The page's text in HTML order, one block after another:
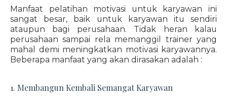
Manfaat pelatihan motivasi untuk karyawan ini
sangat besar, baik untuk karyawan itu sendiri
ataupun bagi perusahaan. Tidak heran kalau
perusahaan sampai rela memanggil trainer yang
mahal demi meningkatkan motivasi karyawannya.
Beberapa manfaat yang akan dirasakan adalah :
1. Membangun Kembali Semangat Karyawan